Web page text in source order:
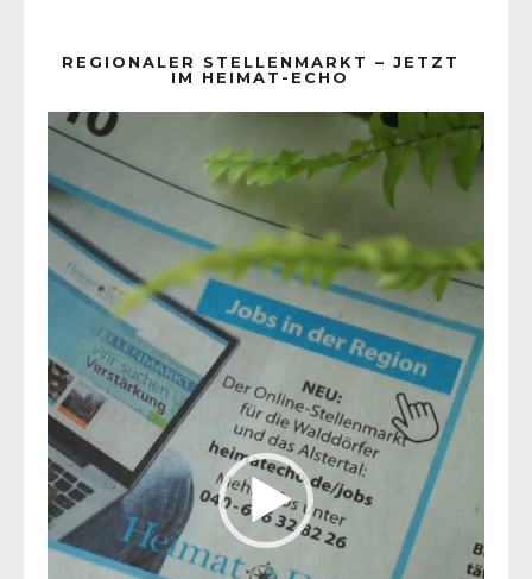
REGIONALER STELLENMARKT – JETZT
IM HEIMAT-ECHO
Player